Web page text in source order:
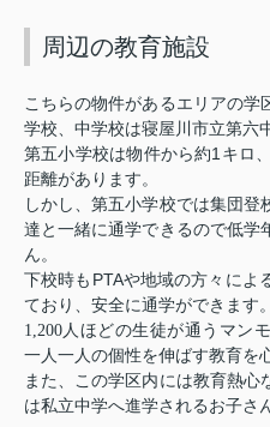
周辺の教育施設
こちらの物件があるエリアの学
学校、中学校は寝屋川市立第六
第五小学校は物件から約1 キロ
距離があります。
しかし、第五小学校では集団登
達と一緒に通学できるので低学
ん。
下校時も PTAや地域の方々によ
ており、安全に通学ができます。
1,200人ほどの生徒が通うマン
一人一人の個性を伸ばす教育を
また、この学区内には教育熱心
は私立中学へ進学されるお子さ